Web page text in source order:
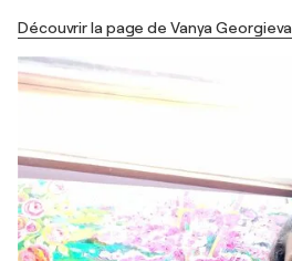
Découvrir la page de Vanya Georgieva